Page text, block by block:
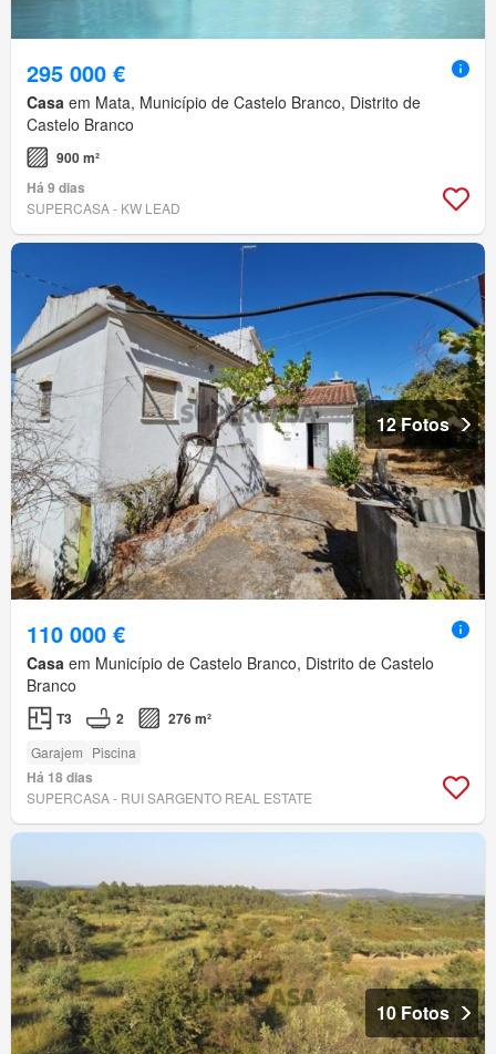
295 000 €
Casa em Mata, Município de Castelo Branco, Distrito de
Castelo Branco
900 m²
Há 9 dias
SUPERCASA - KW LEAD
12 Fotos
110 000 €
Casa em Município de Castelo Branco, Distrito de Castelo
Branco
T3 2 276 m²
Garajem Piscina
Há 18 dias
SUPERCASA - RUI SARGENTO REAL ESTATE
10 Fotos